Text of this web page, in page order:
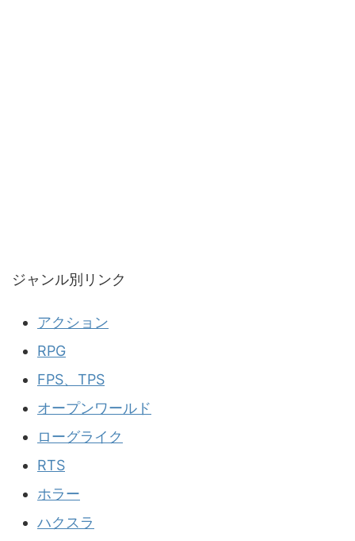
ジャンル別リンク
アクション
RPG
FPS、TPS
オープンワールド
ローグライク
RTS
ホラー
ハクスラ